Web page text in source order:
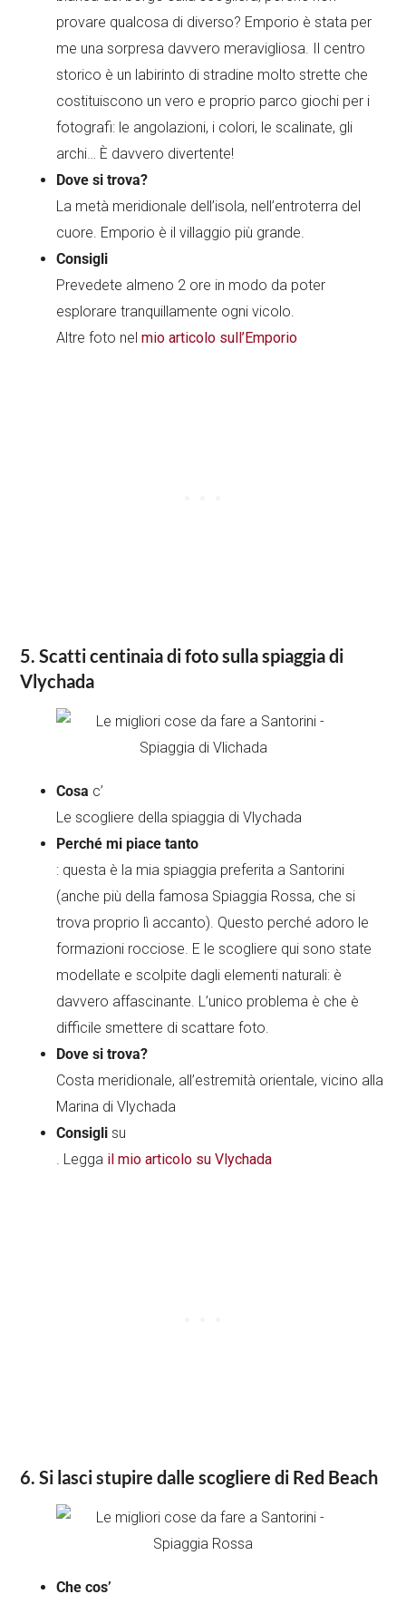
provare qualcosa di diverso? Emporio è stata per
me una sorpresa davvero meravigliosa. Il centro
storico è un labirinto di stradine molto strette che
costituiscono un vero e proprio parco giochi per i
fotografi: le angolazioni, i colori, le scalinate, gli
archi… È davvero divertente!
Dove si trova?
La metà meridionale dell’isola, nell’entroterra del
cuore. Emporio è il villaggio più grande.
Consigli
Prevedete almeno 2 ore in modo da poter
esplorare tranquillamente ogni vicolo.
Altre foto nelmio articolo sull’Emporio
5. Scatti centinaia di foto sulla spiaggia di
Vlychada
Cosa c’
Le scogliere della spiaggia di Vlychada
Perché mi piace tanto
: questa è la mia spiaggia preferita a Santorini
(anche più della famosa Spiaggia Rossa, che si
trova proprio lì accanto). Questo perché adoro le
formazioni rocciose. E le scogliere qui sono state
modellate e scolpite dagli elementi naturali: è
davvero affascinante. L’unico problema è che è
difficile smettere di scattare foto.
Dove si trova?
Costa meridionale, all’estremità orientale, vicino alla
Marina di Vlychada
Consigli su
. Legga il mio articolo su Vlychada
6. Si lasci stupire dalle scogliere di Red Beach
Che cos’